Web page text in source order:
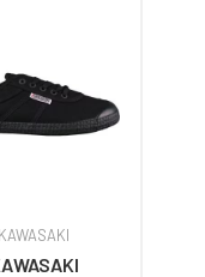
KAWASAKI